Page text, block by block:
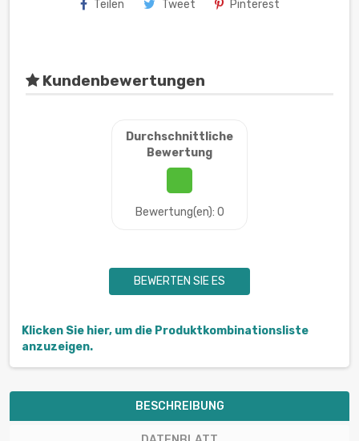
Teilen Tweet Pinterest
Kundenbewertungen
Durchschnittliche
Bewertung
Bewertung(en): 0
BEWERTEN SIE ES
Klicken Sie hier, um die Produktkombinationsliste
anzuzeigen.
BESCHREIBUNG